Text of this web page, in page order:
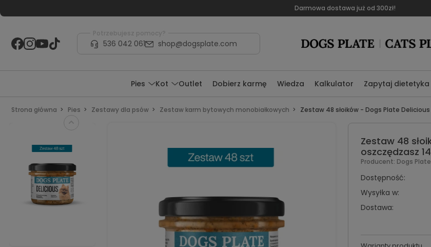
Darmowa dostawa już od 300zł!
Potrzebujesz pomocy?
536 042 061 shop@dogsplate.com
Pies Kot Outlet Dobierz karmę Wiedza Kalkulator Zapytaj dietetyka
Strona główna Pies Zestawy dla psów Zestaw karm bytowych monobiałkowych Zestaw 48 słoików - Dogs Plate Delicious
Zestaw 48
oszczędzasz
Producent: Dogs Plate
Dostępność:
Wysyłka w:
Dostawa: